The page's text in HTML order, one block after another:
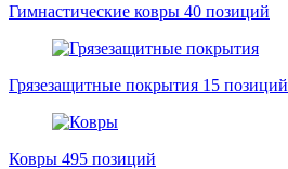
Гимнастические ковры 40 позиций
Грязезащитные покрытия 15 позиций
Ковры 495 позиций